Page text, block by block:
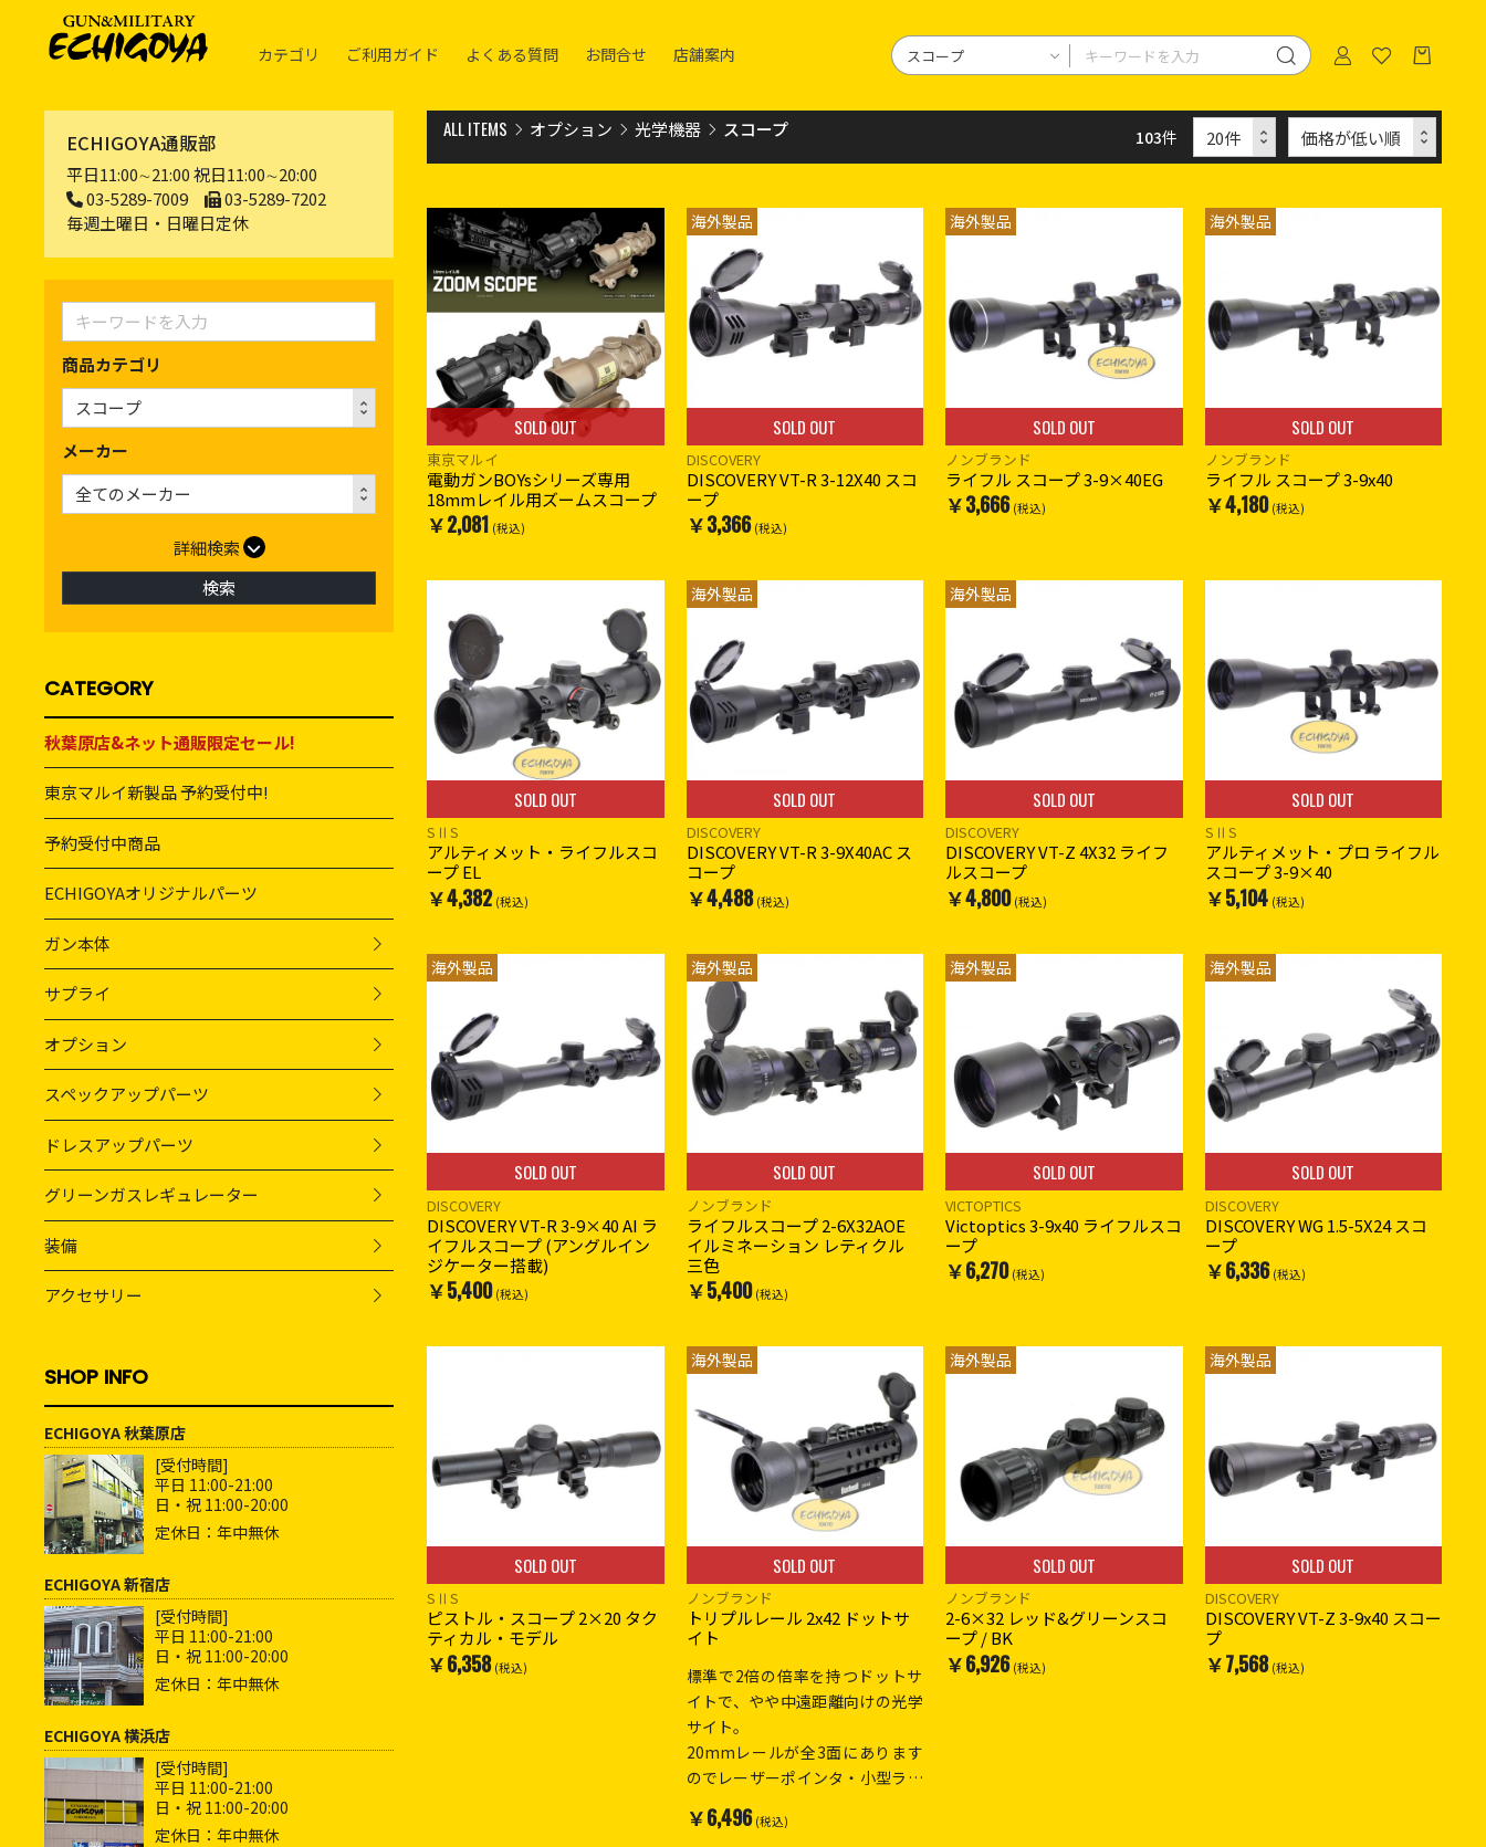
カテゴリ ご利用ガイド よくある質問 お問合せ 店舗案内
ECHIGOYA通販部
平日11:00∼21:00 祝日11:00∼20:00
03-5289-7009
03-5289-7202
毎週土曜日・日曜日定休
商品カテゴリ
メーカー
詳細検索
検索
CATEGORY
秋葉原店&ネット通販限定セール!
東京マルイ新製品 予約受付中!
予約受付中商品
ECHIGOYAオリジナルパーツ
ガン本体
サプライ
オプション
スペックアップパーツ
ドレスアップパーツ
グリーンガスレギュレーター
装備
アクセサリー
SHOP INFO
ECHIGOYA 秋葉原店
[受付時間]
平日 11:00-21:00
日・祝 11:00-20:00
定休日：年中無休
ECHIGOYA 新宿店
[受付時間]
平日 11:00-21:00
日・祝 11:00-20:00
定休日：年中無休
ECHIGOYA 横浜店
[受付時間]
平日 11:00-21:00
日・祝 11:00-20:00
定休日：年中無休
ALL ITEMS オプション 光学機器 スコープ 103件
SOLD OUT
東京マルイ
電動ガンBOYsシリーズ専用
18mmレイル用ズームスコープ
￥2,081 (税込)
海外製品
SOLD OUT
DISCOVERY
DISCOVERY VT-R 3-12X40 スコ
ープ
￥3,366 (税込)
海外製品
SOLD OUT
ノンブランド
ライフル スコープ 3-9×40EG
￥3,666 (税込)
海外製品
SOLD OUT
ノンブランド
ライフル スコープ 3-9x40
￥4,180 (税込)
SOLD OUT
SⅡS
アルティメット・ライフルスコ
ープ EL
￥4,382 (税込)
海外製品
SOLD OUT
DISCOVERY
DISCOVERY VT-R 3-9X40AC ス
コープ
￥4,488 (税込)
海外製品
SOLD OUT
DISCOVERY
DISCOVERY VT-Z 4X32 ライフ
ルスコープ
￥4,800 (税込)
SOLD OUT
SⅡS
アルティメット・プロ ライフル
スコープ 3-9×40
￥5,104 (税込)
海外製品
SOLD OUT
DISCOVERY
DISCOVERY VT-R 3-9×40 AI ラ
イフルスコープ (アングルイン
ジケーター搭載)
￥5,400 (税込)
海外製品
SOLD OUT
ノンブランド
ライフルスコープ 2-6X32AOE
イルミネーション レティクル
三色
￥5,400 (税込)
海外製品
SOLD OUT
VICTOPTICS
Victoptics 3-9x40 ライフルスコ
ープ
￥6,270 (税込)
海外製品
SOLD OUT
DISCOVERY
DISCOVERY WG 1.5-5X24 スコ
ープ
￥6,336 (税込)
SOLD OUT
SⅡS
ピストル・スコープ 2×20 タク
ティカル・モデル
￥6,358 (税込)
海外製品
SOLD OUT
ノンブランド
トリプルレール 2x42 ドットサ
イト
標準で2倍の倍率を持つドットサ
イトで、やや中遠距離向けの光学
サイト。
20mmレールが全3面にあります
のでレーザーポインタ・小型ライ
可能です。
￥6,496 (税込)
海外製品
SOLD OUT
ノンブランド
2-6×32 レッド&グリーンスコ
ープ / BK
￥6,926 (税込)
海外製品
SOLD OUT
DISCOVERY
DISCOVERY VT-Z 3-9x40 スコー
プ
￥7,568 (税込)